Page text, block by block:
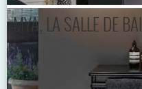
MYA, LA SALLE DE